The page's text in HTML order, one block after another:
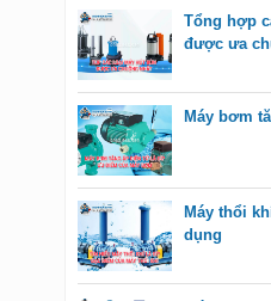
Tổng hợp
được ưa
Máy bơm
Máy thổi
dụng